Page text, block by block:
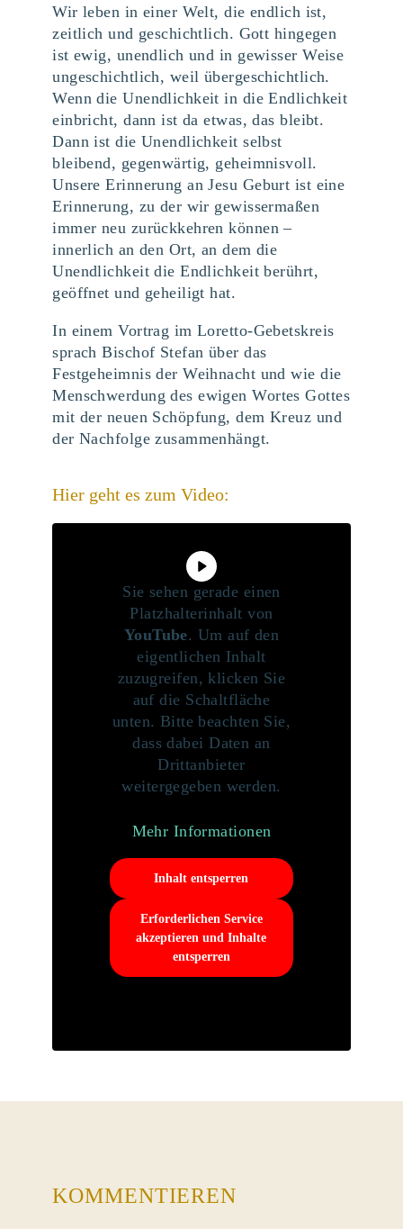
Wir leben in einer Welt, die endlich ist,
zeitlich und geschichtlich. Gott hingegen
ist ewig, unendlich und in gewisser Weise
ungeschichtlich, weil übergeschichtlich.
Wenn die Unendlichkeit in die Endlichkeit
einbricht, dann ist da etwas, das bleibt.
Dann ist die Unendlichkeit selbst
bleibend, gegenwärtig, geheimnisvoll.
Unsere Erinnerung an Jesu Geburt ist eine
Erinnerung, zu der wir gewissermaßen
immer neu zurückkehren können –
innerlich an den Ort, an dem die
Unendlichkeit die Endlichkeit berührt,
geöffnet und geheiligt hat.
In einem Vortrag im Loretto-Gebetskreis
sprach Bischof Stefan über das
Festgeheimnis der Weihnacht und wie die
Menschwerdung des ewigen Wortes Gottes
mit der neuen Schöpfung, dem Kreuz und
der Nachfolge zusammenhängt.
Hier geht es zum Video:
Sie sehen gerade einen
Platzhalterinhalt von
YouTube. Um auf den
eigentlichen Inhalt
zuzugreifen, klicken Sie
auf die Schaltfläche
unten. Bitte beachten Sie,
dass dabei Daten an
Drittanbieter
weitergegeben werden.
Mehr Informationen
Inhalt entsperren
Erforderlichen Service
akzeptieren und Inhalte
entsperren
KOMMENTIEREN